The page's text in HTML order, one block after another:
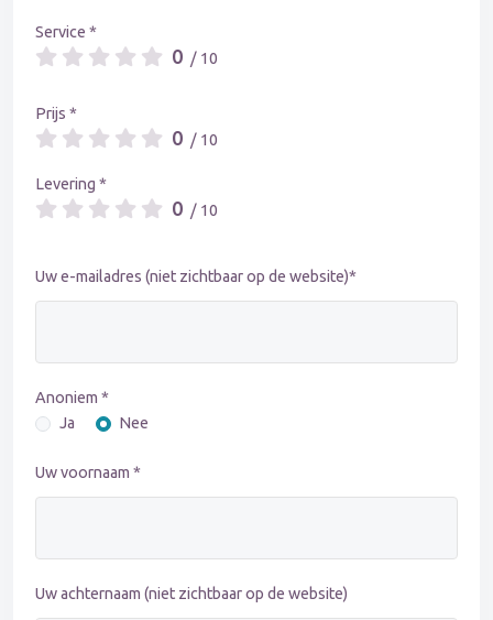
Service *
0 / 10
Prijs *
0 / 10
Levering *
0 / 10
Uw e-mailadres (niet zichtbaar op de website)*
Anoniem *
Ja
Nee
Uw voornaam *
Uw achternaam (niet zichtbaar op de website)